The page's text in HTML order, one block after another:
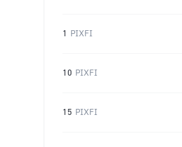
1 PIXFI
10 PIXFI
15 PIXFI